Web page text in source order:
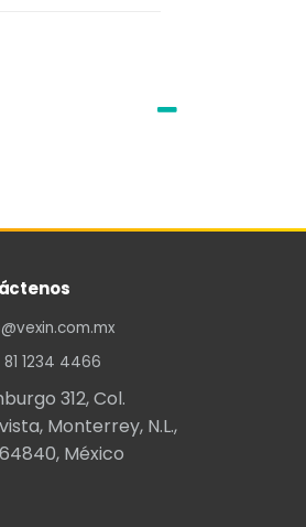
81 1234 4466
312, Col.
Monterrey, N.L.,
México